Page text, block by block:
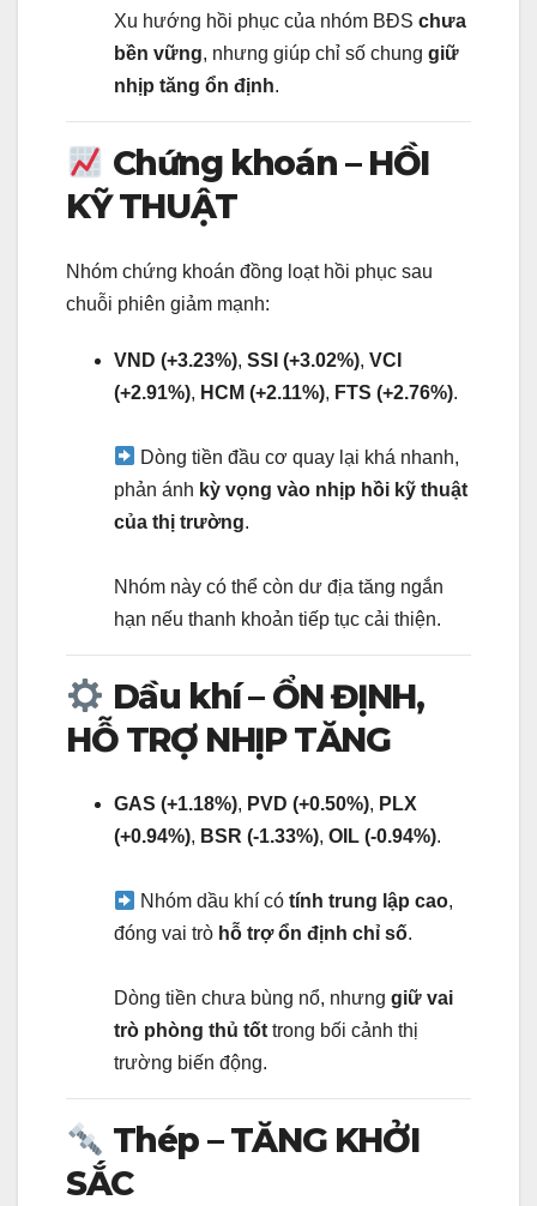
Xu hướng hồi phục của nhóm BĐS chưa
bền vững, nhưng giúp chỉ số chung giữ
nhịp tăng ổn định.
Chứng khoán – HỒI
KỸ THUẬT
Nhóm chứng khoán đồng loạt hồi phục sau
chuỗi phiên giảm mạnh:
VND (+3.23%), SSI (+3.02%), VCI
(+2.91%), HCM (+2.11%), FTS (+2.76%).
Dòng tiền đầu cơ quay lại khá nhanh,
phản ánh kỳ vọng vào nhịp hồi kỹ thuật
của thị trường.
Nhóm này có thể còn dư địa tăng ngắn
hạn nếu thanh khoản tiếp tục cải thiện.
Dầu khí – ỔN ĐỊNH,
HỖ TRỢ NHỊP TĂNG
GAS (+1.18%), PVD (+0.50%), PLX
(+0.94%), BSR (-1.33%), OIL (-0.94%).
Nhóm dầu khí cótính trung lập cao,
đóng vai trò hỗ trợ ổn định chỉ số.
Dòng tiền chưa bùng nổ, nhưng giữ vai
trò phòng thủ tốt trong bối cảnh thị
trường biến động.
Thép – TĂNG KHỞI
SẮC